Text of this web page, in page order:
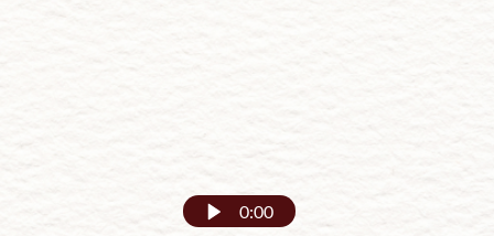
0:00